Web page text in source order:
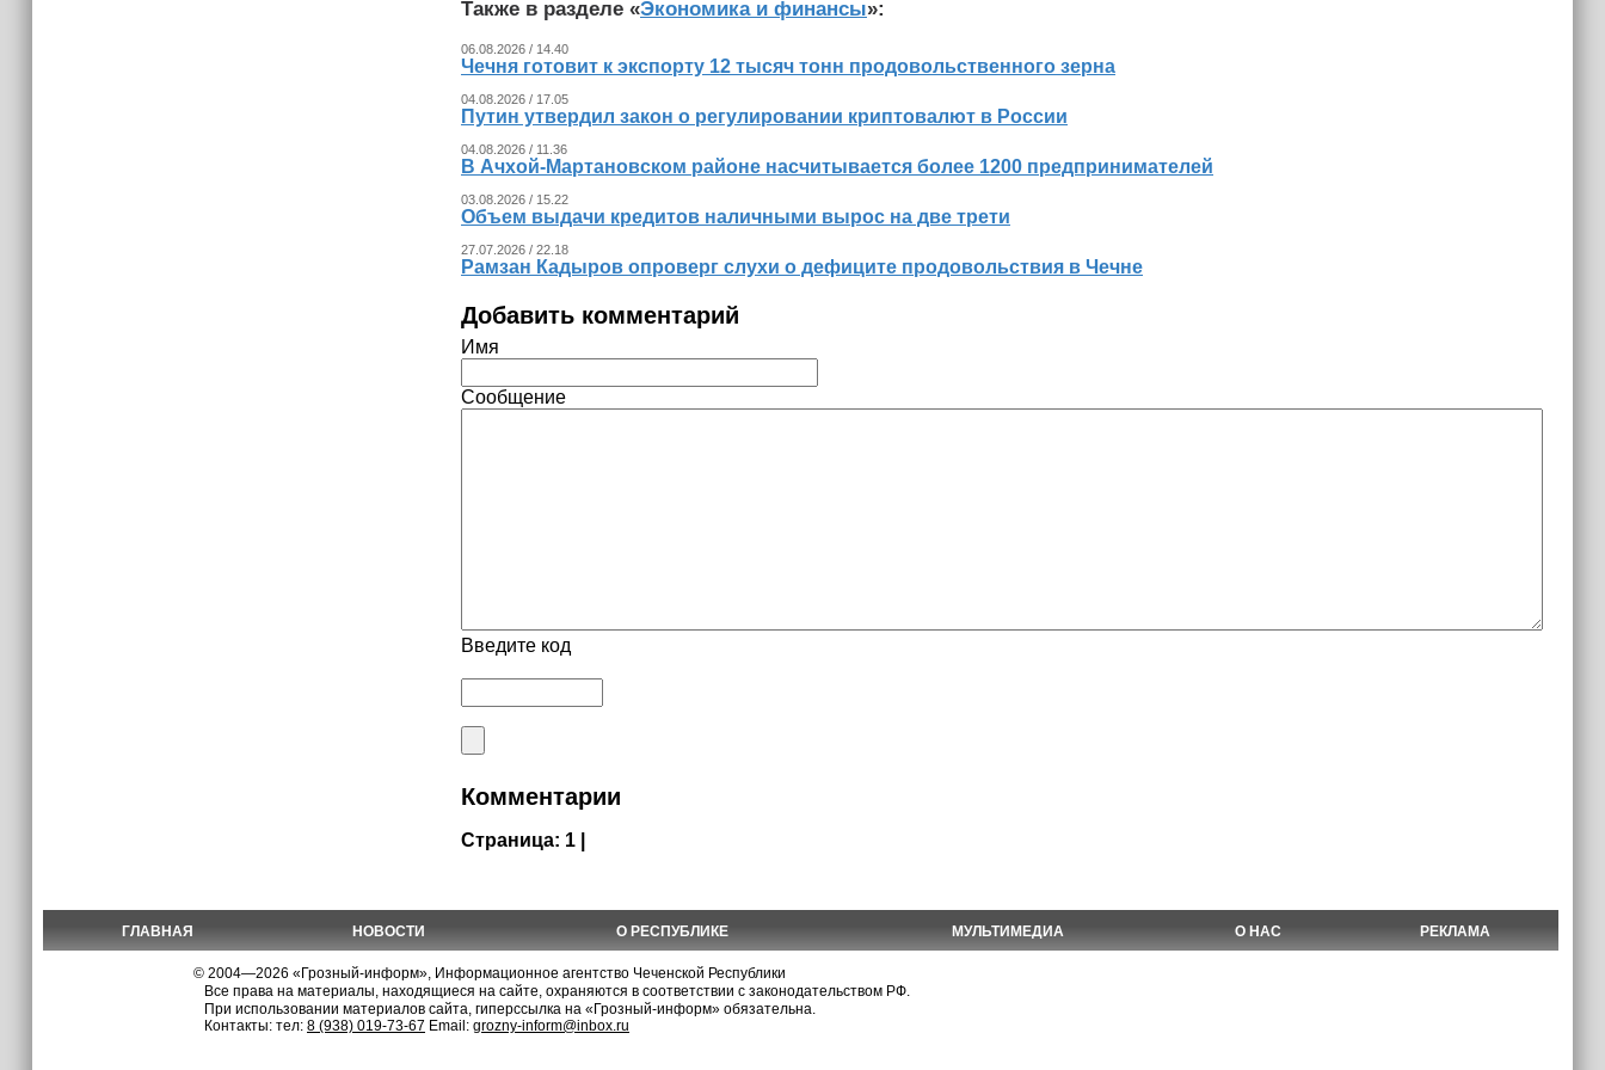
Также в разделе «Экономика и финансы»:
06.08.2026 / 14.40
Чечня готовит к экспорту 12 тысяч тонн продовольственного зерна
04.08.2026 / 17.05
Путин утвердил закон о регулировании криптовалют в России
04.08.2026 / 11.36
В Ачхой-Мартановском районе насчитывается более 1200 предпринимателей
03.08.2026 / 15.22
Объем выдачи кредитов наличными вырос на две трети
27.07.2026 / 22.18
Рамзан Кадыров опроверг слухи о дефиците продовольствия в Чечне
Добавить комментарий
Имя
Сообщение
Введите код
Комментарии
Страница: 1 |
ГЛАВНАЯ НОВОСТИ О РЕСПУБЛИКЕ МУЛЬТИМЕДИА О НАС РЕКЛАМА
© 2004—2026 «Грозный-информ», Информационное агентство Чеченской Республики
Все права на материалы, находящиеся на сайте, охраняются в соответствии с законодательством РФ.
При использовании материалов сайта, гиперссылка на «Грозный-информ» обязательна.
Контакты: тел: 8 (938) 019-73-67 Email: grozny-inform@inbox.ru